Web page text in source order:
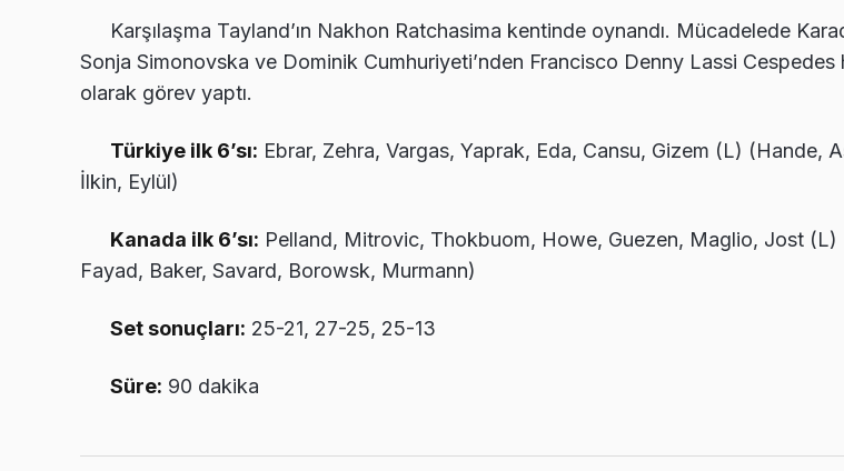
Karşılaşma Tayland’ın Nakhon Ratchasima kentinde oynandı. Mücadelede
Sonja Simonovska ve Dominik Cumhuriyeti’nden Francisco Denny Lassi Cespedes
olarak görev yaptı.
Türkiye ilk 6’sı: Ebrar, Zehra, Vargas, Yaprak, Eda, Cansu, Gizem (L) (Hande,
İlkin, Eylül)
Kanada ilk 6’sı: Pelland, Mitrovic, Thokbuom, Howe, Guezen, Maglio, Jost (L)
Fayad, Baker, Savard, Borowsk, Murmann)
Set sonuçları: 25-21, 27-25, 25-13
Süre: 90 dakika